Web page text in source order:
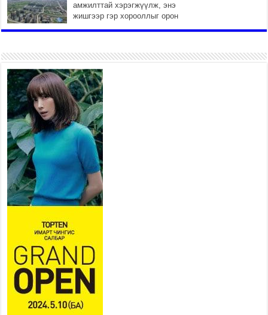
амжилттай хэрэгжүүлж, энэ
жишгээр гэр хорооллыг орон
Иргэд нийгмийн харилцаа,
хөдөлмөр эрхлэхэд
тулгамдаж буй асуудлаа УИХ-
ын гишүүнд уламжиллаа
2026 оны 7 сар 29 / 9 цаг 52 минут
“СМАРТ СЭЛБЭ СИТИ”-Г
ЗОРИЛТОТ БҮЛЭГТ ХҮРГЭХ
ХҮРЭЭНД МКВ-ИЙН ҮНИЙГ
БУУЛГАХ ҮҮРЭГ ӨГӨВ
2026 оны 7 сар 28 / 16 цаг 47 минут
Эдийн засгийн эрх чөлөөний тухай хуулийн үр
дүнд хөрөнгө оруулалтын таатай орчин бүрдэнэ
Нийгмийн чиглэлийн төслүүдийн санхүүжилтэд
хийгдэж буй шалгалтын улмаас сургуулийн
бүтээн байгуулалтын төслийн ашиглалтад орох
хугацаа хойшилж байна
2026 оны 7 сар 28 / 14 цаг 33 минут
Хан-Уул дүүргийн 4 дүгээр хороонд баригдсан
960 хүүхдийн хүчин чадалтай сургуулийн